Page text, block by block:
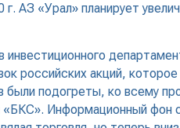
АЗ «Урал» планирует
российских акций,
подогреты, ко всему
Информационный фон